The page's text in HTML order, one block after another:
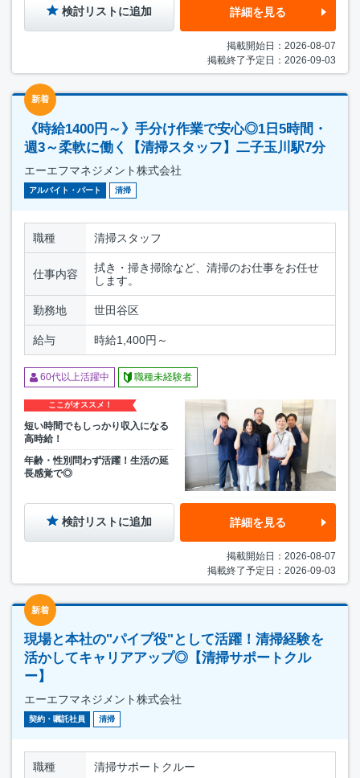
検討リストに追加 詳細を見る
掲載開始日：2026-08-07
掲載終了予定日：2026-09-03
新着
《時給1400円～》手分け作業で安心◎1日5時間・
週3～柔軟に働く【清掃スタッフ】二子玉川駅7分
エーエフマネジメント株式会社
アルバイト・パート 清掃
職種 清掃スタッフ
仕事内容
拭き・掃き掃除など、清掃のお仕事をお任せ
します。
勤務地 世田谷区
給与 時給1,400円～
60代以上活躍中 職種未経験者
ここがオススメ！
短い時間でもしっかり収入になる
高時給！
年齢・性別問わず活躍！生活の延
長感覚で◎
検討リストに追加 詳細を見る
掲載開始日：2026-08-07
掲載終了予定日：2026-09-03
新着
現場と本社の"パイプ役"として活躍！清掃経験を
活かしてキャリアアップ◎【清掃サポートクル
ー】
エーエフマネジメント株式会社
契約・嘱託社員 清掃
職種 清掃サポートクルー